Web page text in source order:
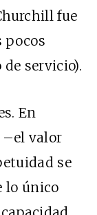
fue
pocos
servicio).
En
–el valor
se
lo único